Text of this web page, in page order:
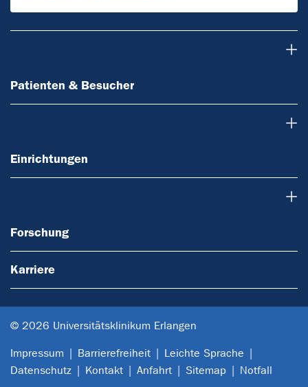
Patienten & Besucher
Einrichtungen
Forschung
Karriere
© 2026 Universitätsklinikum Erlangen
Impressum Barrierefreiheit
Leichte Sprache
Datenschutz
Kontakt Anfahrt Sitemap Notfall